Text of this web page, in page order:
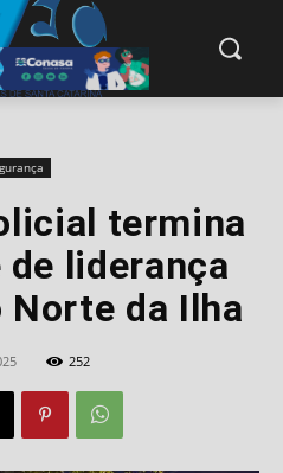
termina
liderança
da Ilha
252
modal-check